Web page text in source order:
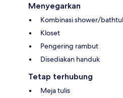
Menyegarkan
Kombinasi shower/
Kloset
Pengering rambut
Disediakan handuk
Tetap terhubung
Meja tulis